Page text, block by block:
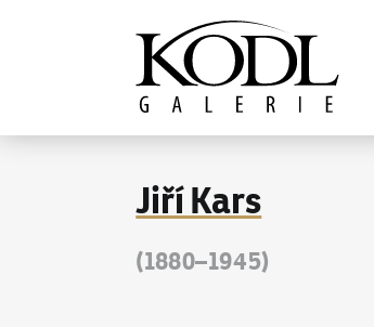
Galerie KODL
Jiří Kars
(1880–1945)